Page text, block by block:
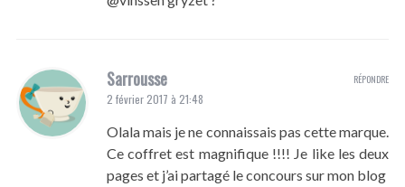
Sarrousse
2 février 2017 à 21:48
Olala mais je ne connaissais pas cette marque.
Ce coffret est magnifique !!!! Je like les deux
pages et j’ai partagé le concours sur mon blog
RÉPONDRE